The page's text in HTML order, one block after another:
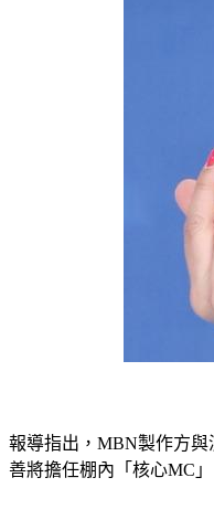
報導指出，MBN製作方
善將擔任棚內「核心MC